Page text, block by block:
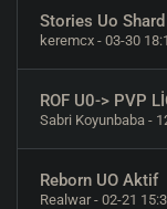
Stories Uo Shard
keremcx - 03-30
ROF U0-> PVP
Sabri Koyunbaba -
Reborn UO Aktif
Realwar- 02-21